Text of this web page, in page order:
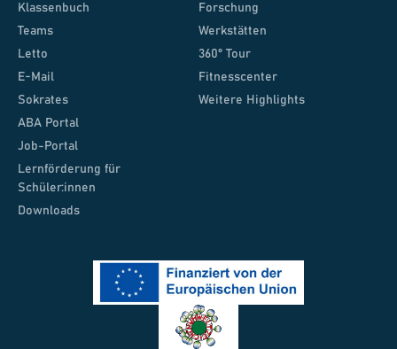
Klassenbuch
Teams
Letto
E-Mail
Sokrates
ABA Portal
Job-Portal
Lernförderung für
Schüler:innen
Downloads
Forschung
Werkstätten
360° Tour
Fitnesscenter
Weitere Highlights